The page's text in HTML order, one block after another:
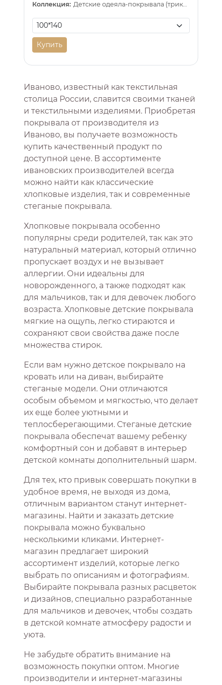
Коллекция: Детские одеяла-покрывала (трикотаж)
Купить
Иваново, известный как текстильная
столица России, славится своими тканей
и текстильными изделиями. Приобретая
покрывала от производителя из
Иваново, вы получаете возможность
купить качественный продукт по
доступной цене. В ассортименте
ивановских производителей всегда
можно найти как классические
хлопковые изделия, так и современные
стеганые покрывала.
Хлопковые покрывала особенно
популярны среди родителей, так как это
натуральный материал, который отлично
пропускает воздух и не вызывает
аллергии. Они идеальны для
новорожденного, а также подходят как
для мальчиков, так и для девочек любого
возраста. Хлопковые детские покрывала
мягкие на ощупь, легко стираются и
сохраняют свои свойства даже после
множества стирок.
Если вам нужно детское покрывало на
кровать или на диван, выбирайте
стеганые модели. Они отличаются
особым объемом и мягкостью, что делает
их еще более уютными и
теплосберегающими. Стеганые детские
покрывала обеспечат вашему ребенку
комфортный сон и добавят в интерьер
детской комнаты дополнительный шарм.
Для тех, кто привык совершать покупки в
удобное время, не выходя из дома,
отличным вариантом станут интернет-
магазины. Найти и заказать детские
покрывала можно буквально
несколькими кликами. Интернет-
магазин предлагает широкий
ассортимент изделий, которые легко
выбрать по описаниям и фотографиям.
Выбирайте покрывала разных расцветок
и дизайнов, специально разработанные
для мальчиков и девочек, чтобы создать
в детской комнате атмосферу радости и
уюта.
Не забудьте обратить внимание на
возможность покупки оптом. Многие
производители и интернет-магазины